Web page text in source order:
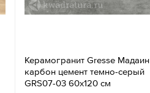
Керамогранит Gresse Мадаин
карбон цемент темно-серый
GRS07-03 60х120 см